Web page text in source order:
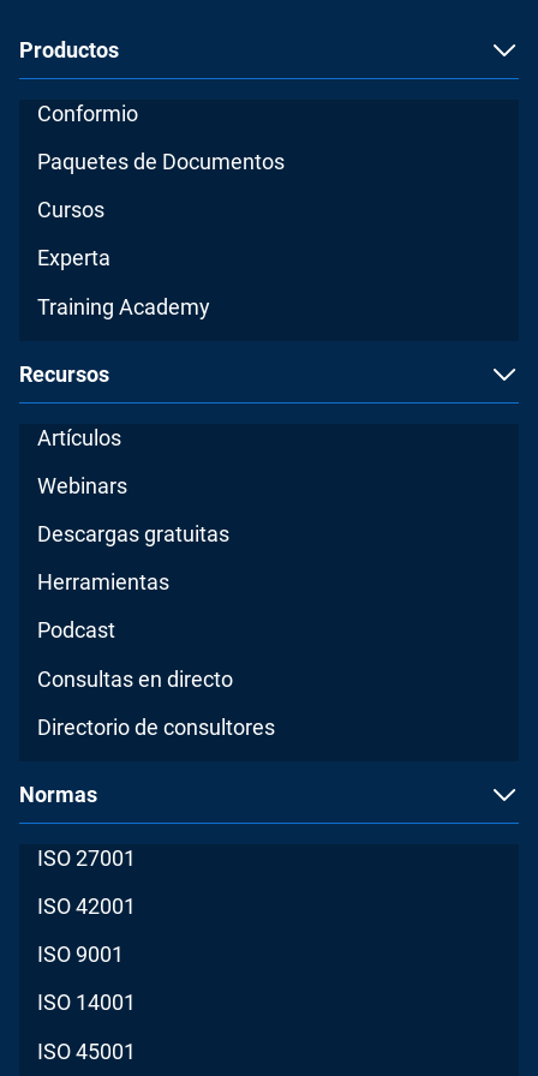
Productos
Conformio
Paquetes de Documentos
Cursos
Experta
Training Academy
Recursos
Artículos
Webinars
Descargas gratuitas
Herramientas
Podcast
Consultas en directo
Directorio de consultores
Normas
ISO 27001
ISO 42001
ISO 9001
ISO 14001
ISO 45001